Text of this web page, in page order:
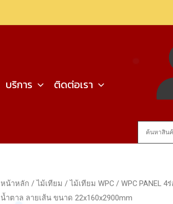
บริการ ติดต่อเรา
หน้าหลัก /ไม้เทียม /ไม้เทียม WPC / WPC PANEL
น้ำตาล ลายเส้น ขนาด 22x160x2900mm